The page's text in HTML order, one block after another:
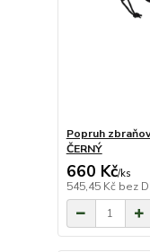
Popruh
ČERNÝ
660 Kč/ks
545,45 Kč bez